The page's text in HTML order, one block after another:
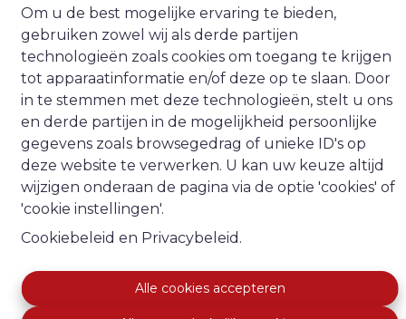
Om u de best mogelijke ervaring te bieden,
gebruiken zowel wij als derde partijen
technologieën zoals cookies om toegang te krijgen
tot apparaatinformatie en/of deze op te slaan. Door
in te stemmen met deze technologieën, stelt u ons
en derde partijen in de mogelijkheid persoonlijke
gegevens zoals browsegedrag of unieke ID's op
deze website te verwerken. U kan uw keuze altijd
wijzigen onderaan de pagina via de optie 'cookies' of
'cookie instellingen'.
Cookiebeleid en Privacybeleid .
Alle cookies accepteren
Appartement
03191 Torre De La Horadada (Spanje) | Ref: 770
€ 189.000